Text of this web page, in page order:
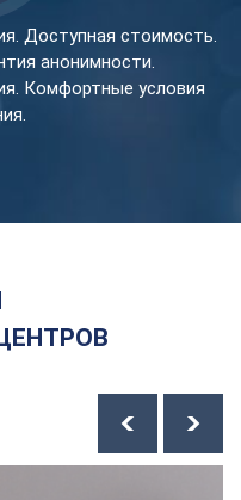
Доступная стоимость.
анонимности.
Комфортные условия